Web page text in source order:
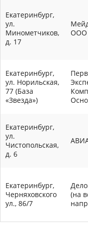
Екатеринбург,
ул.
Минометчиков,
д. 17
ООО
Екатеринбург,
ул. Норильская,
77 (База
«Звезда»)
Екатеринбург,
ул.
Чистопольская,
д. 6
Екатеринбург,
Черняховского
ул., 86/7
(на